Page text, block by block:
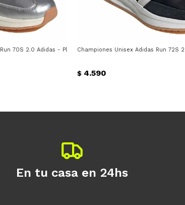
70S 2.0 Adidas - Plateado - BeigeChampiones Unisex Adidas Run 72S
$ 4.590
En tu casa en 24hs